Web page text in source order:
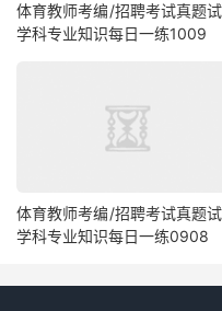
体育教师考编/招聘考试真题
学科专业知识每日一练1009
体育教师考编/招聘考试真题
学科专业知识每日一练0908